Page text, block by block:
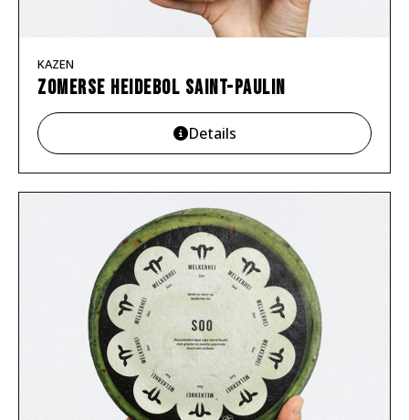
KAZEN
Zomerse Heidebol Saint-Paulin
Details